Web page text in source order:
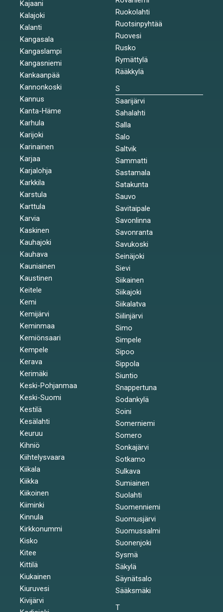
Kajaani
Kalajoki
Kalanti
Kangasala
Kangaslampi
Kangasniemi
Kankaanpää
Kannonkoski
Kannus
Kanta-Häme
Karhula
Karijoki
Karinainen
Karjaa
Karjalohja
Karkkila
Karstula
Karttula
Karvia
Kaskinen
Kauhajoki
Kauhava
Kauniainen
Kaustinen
Keitele
Kemi
Kemijärvi
Keminmaa
Kemiönsaari
Kempele
Kerava
Kerimäki
Keski-Pohjanmaa
Keski-Suomi
Kestilä
Kesälahti
Keuruu
Kihniö
Kiihtelysvaara
Kiikala
Kiikka
Kiikoinen
Kiiminki
Kinnula
Kirkkonummi
Kisko
Kitee
Kittilä
Kiukainen
Kiuruvesi
Kivijärvi
Ruokolahti
Ruotsinpyhtää
Ruovesi
Rusko
Rymättylä
Rääkkylä
S
Saarijärvi
Sahalahti
Salla
Salo
Saltvik
Sammatti
Sastamala
Satakunta
Sauvo
Savitaipale
Savonlinna
Savonranta
Savukoski
Seinäjoki
Sievi
Siikainen
Siikajoki
Siikalatva
Siilinjärvi
Simo
Simpele
Sipoo
Sippola
Siuntio
Snappertuna
Sodankylä
Soini
Somerniemi
Somero
Sonkajärvi
Sotkamo
Sulkava
Sumiainen
Suolahti
Suomenniemi
Suomusjärvi
Suomussalmi
Suonenjoki
Sysmä
Säkylä
Säynätsalo
Sääksmäki
T